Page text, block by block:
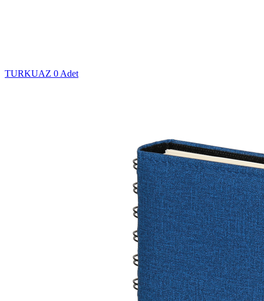
TURKUAZ 0 Adet